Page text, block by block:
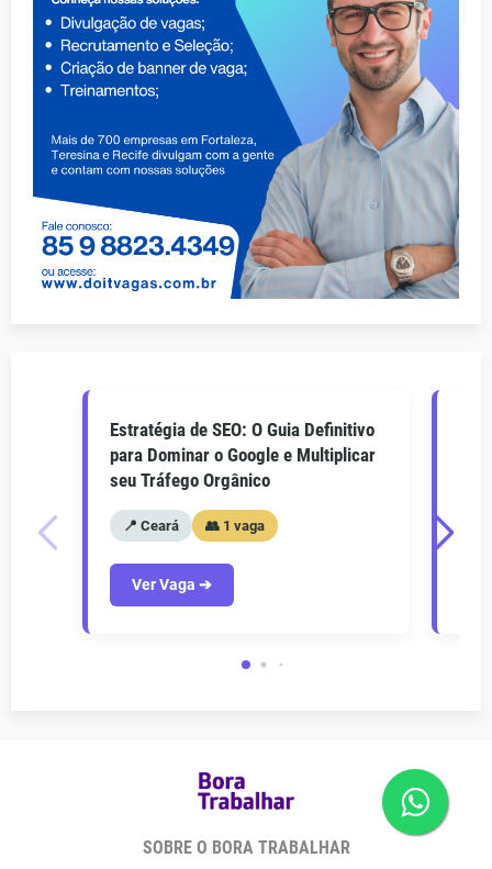
Estratégia de SEO: O Guia Definitivo
para Dominar o Google e Multiplicar
seu Tráfego Orgânico
📍 Ceará 👥 1 vaga
Ver Vaga ➔
SOBRE O BORA TRABALHAR